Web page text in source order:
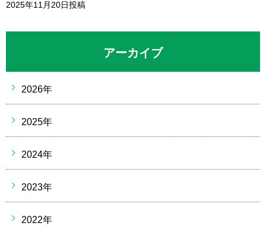
2025年11月20日投稿
アーカイブ
2026年
2025年
2024年
2023年
2022年